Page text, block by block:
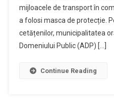
mijloacele de transport în
a folosi masca de protecție.
cetățenilor, municipalitatea
Domeniului Public (ADP) […]
Continue Reading